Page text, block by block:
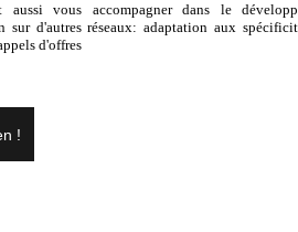
!
aussi vous accompagner dans le
sur d'autres réseaux: adaptation aux
d'offres